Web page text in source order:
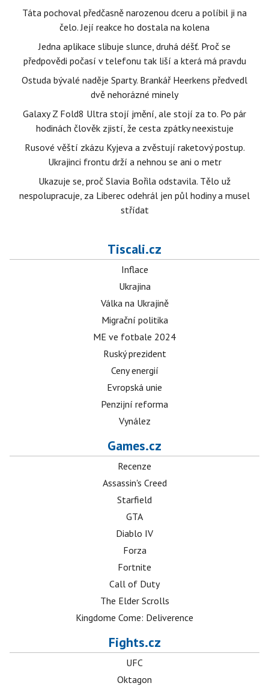
Táta pochoval předčasně narozenou dceru a políbil ji na
čelo. Její reakce ho dostala na kolena
Jedna aplikace slibuje slunce, druhá déšť. Proč se
předpovědi počasí v telefonu tak liší a která má pravdu
Ostuda bývalé naděje Sparty. Brankář Heerkens předvedl
dvě nehorázné minely
Galaxy Z Fold8 Ultra stojí jmění, ale stojí za to. Po pár
hodinách člověk zjistí, že cesta zpátky neexistuje
Rusové věští zkázu Kyjeva a zvěstují raketový postup.
Ukrajinci frontu drží a nehnou se ani o metr
Ukazuje se, proč Slavia Bořila odstavila. Tělo už
nespolupracuje, za Liberec odehrál jen půl hodiny a musel
střídat
Tiscali.cz
Inflace
Ukrajina
Válka na Ukrajině
Migrační politika
ME ve fotbale 2024
Ruský prezident
Ceny energií
Evropská unie
Penzijní reforma
Vynález
Games.cz
Recenze
Assassin's Creed
Starfield
GTA
Diablo IV
Forza
Fortnite
Call of Duty
The Elder Scrolls
Kingdome Come: Deliverence
Fights.cz
UFC
Oktagon